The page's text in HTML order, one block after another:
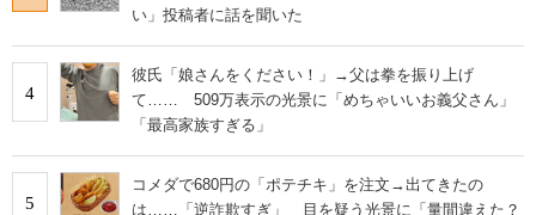
い」投稿者に話を聞いた
4
彼氏「娘さんをください！」→父は拳を振り上げ
て…… 509万表示の光景に「めちゃいいお義父さん」
「最高家族すぎる」
5
コメダで680円の「ポテチキ」を注文→出てきたの
は……「逆詐欺すぎ」 目を疑う光景に「量間違えた？